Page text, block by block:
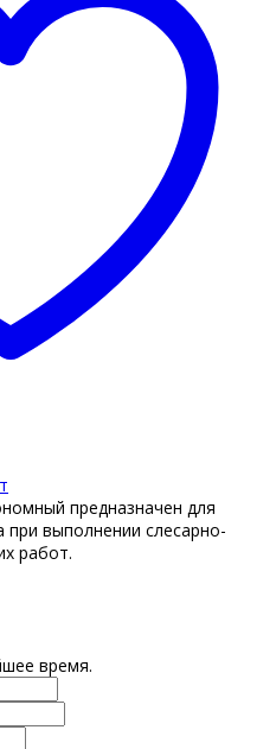
предназначен для
выполнении слесарно-
работ.
время.